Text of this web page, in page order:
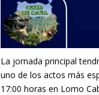
La jornada principal
uno de los actos más
17:00 horas en Lomo